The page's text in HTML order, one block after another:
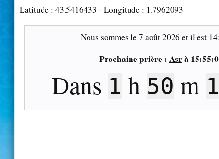
Latitude : 43.5416433 - Longitude : 1.7962093
Nous sommes le7 août 2026 et il est
Prochaine prière : Asrà
Dans 1 h 50 m